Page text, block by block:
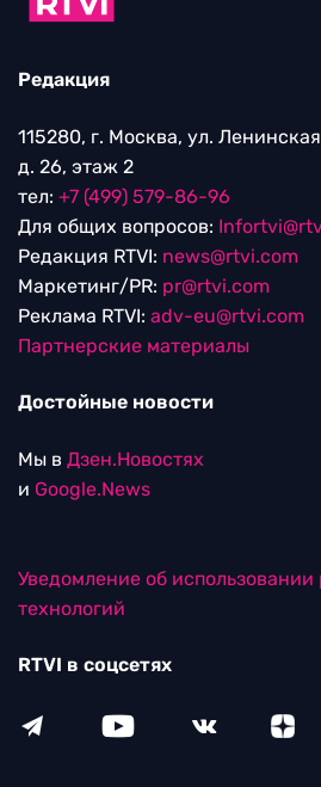
Редакция
115280, г. Москва, ул.
д. 26, этаж 2
тел: +7 (499) 579-86-96
Для общих вопросов:
Редакция RTVI: news@rtvi.com
Маркетинг/PR: pr@rtvi.com
Реклама RTVI: adv-eu@rtvi.com
Партнерские материалы
Достойные новости
Мы в Дзен.Новостях
и Google.News
Уведомление об
технологий
RTVI в соцсетях